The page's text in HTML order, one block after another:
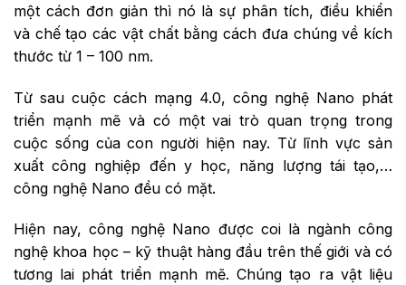
một cách đơn giản thì nó là sự phân tích, điều khiển
và chế tạo các vật chất bằng cách đưa chúng về kích
thước từ 1 – 100 nm.
Từ sau cuộc cách mạng 4.0, công nghệ Nano phát
triển mạnh mẽ và có một vai trò quan trọng trong
cuộc sống của con người hiện nay. Từ lĩnh vực sản
xuất công nghiệp đến y học, năng lượng tái tạo,…
công nghệ Nano đều có mặt.
Hiện nay, công nghệ Nano được coi là ngành công
nghệ khoa học – kỹ thuật hàng đầu trên thế giới và có
tương lai phát triển mạnh mẽ. Chúng tạo ra vật liệu